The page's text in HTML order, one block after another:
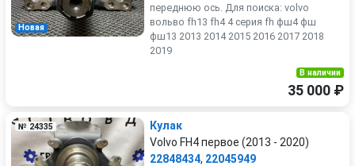
Новая
переднюю ось. Для поиска: volvo
вольво fh13 fh4 4 серия fh фш4 фш
фш13 2013 2014 2015 2016 2017 2018
2019
В наличии
35 000 ₽
№ 24335
Кулак
Volvo FH4 первое (2013 - 2020)
22848434, 22045949